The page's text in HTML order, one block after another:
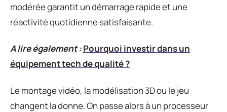
modérée garantit un démarrage rapide et une
réactivité quotidienne satisfaisante.
A lire également :Pourquoi investir dans un
équipement tech de qualité ?
Le montage vidéo, la modélisation 3D ou le jeu
changent la donne. On passe alors à un processeur